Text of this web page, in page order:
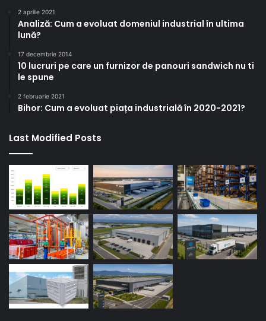
2 aprilie 2021
Analiză: Cum a evoluat domeniul industrial în ultima
lună?
17 decembrie 2014
10 lucruri pe care un furnizor de panouri sandwich nu ti
le spune
2 februarie 2021
Bihor: Cum a evoluat piața industrială în 2020-2021?
Last Modified Posts